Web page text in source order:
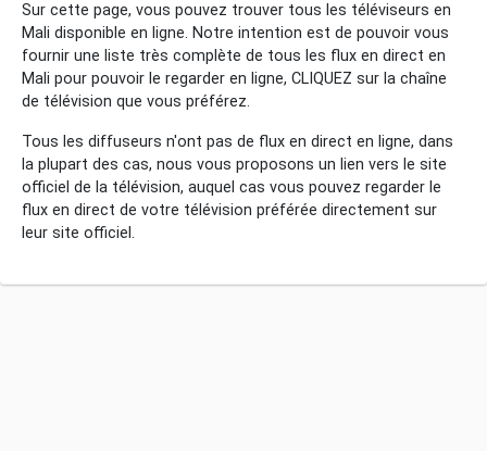
Sur cette page, vous pouvez trouver tous les téléviseurs en
Mali disponible en ligne. Notre intention est de pouvoir vous
fournir une liste très complète de tous les flux en direct en
Mali pour pouvoir le regarder en ligne, CLIQUEZ sur la chaîne
de télévision que vous préférez.
Tous les diffuseurs n'ont pas de flux en direct en ligne, dans
la plupart des cas, nous vous proposons un lien vers le site
officiel de la télévision, auquel cas vous pouvez regarder le
flux en direct de votre télévision préférée directement sur
leur site officiel.